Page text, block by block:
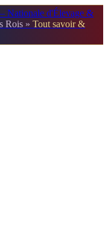
Nationale d'Élevage &
Rois » Tout savoir &